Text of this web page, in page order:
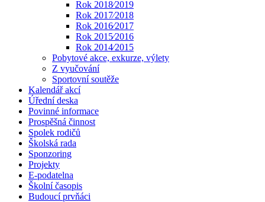
Rok 2018⁄2019
Rok 2017⁄2018
Rok 2016⁄2017
Rok 2015⁄2016
Rok 2014⁄2015
Pobytové akce, exkurze, výlety
Z vyučování
Sportovní soutěže
Kalendář akcí
Úřední deska
Povinné informace
Prospěšná činnost
Spolek rodičů
Školská rada
Sponzoring
Projekty
E-podatelna
Školní časopis
Budoucí prvňáci